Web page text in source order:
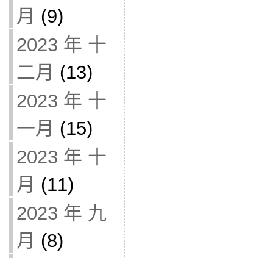
月 (9)
2023 年 十
二月 (13)
2023 年 十
一月 (15)
2023 年 十
月 (11)
2023 年 九
月 (8)